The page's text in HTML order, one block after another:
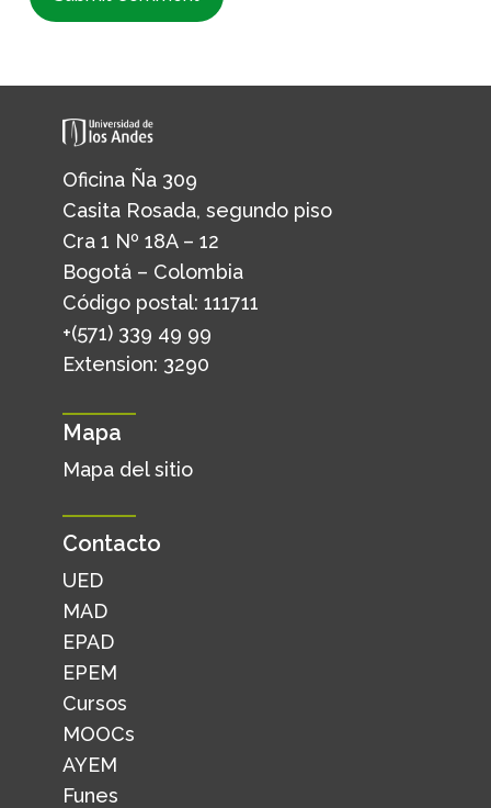
Oficina Ña 309
Casita Rosada, segundo piso
Cra 1 Nº 18A – 12
Bogotá – Colombia
Código postal: 111711
+(571) 339 49 99
Extension: 3290
Mapa
Mapa del sitio
Contacto
UED
MAD
EPAD
EPEM
Cursos
MOOCs
AYEM
Funes